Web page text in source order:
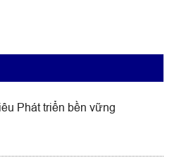
Phát triển bền vững